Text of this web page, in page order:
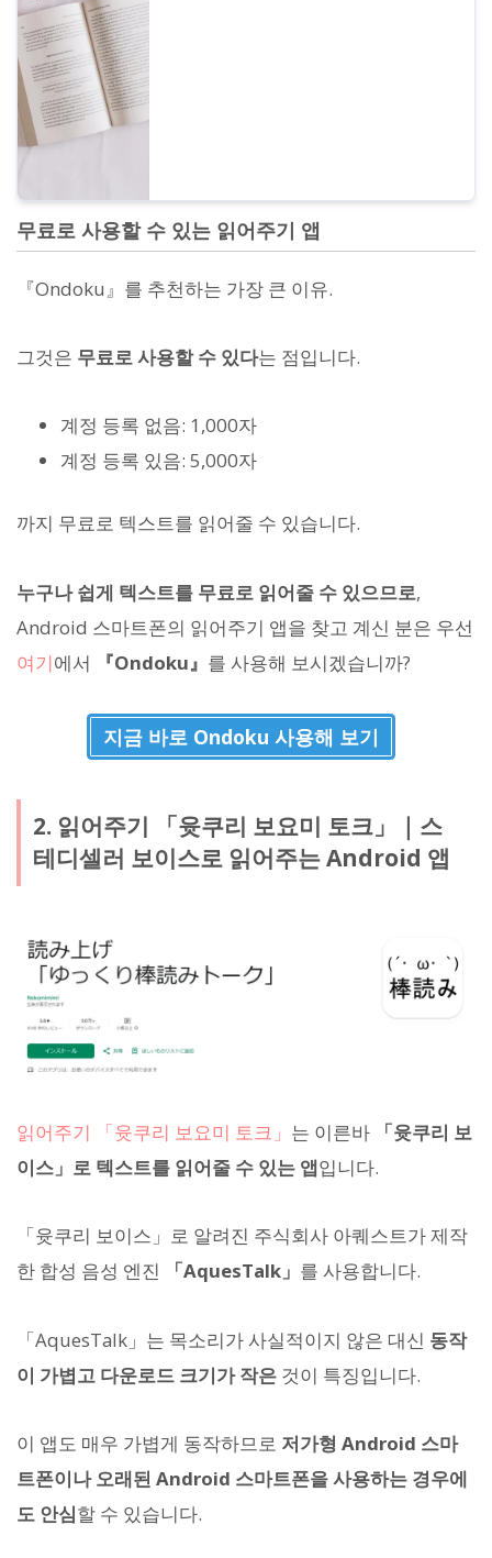
무료로 사용할 수 있는 읽어주기 앱
『Ondoku』를 추천하는 가장 큰 이유.
그것은 무료로 사용할 수 있다는 점입니다.
계정 등록 없음: 1,000자
계정 등록 있음: 5,000자
까지 무료로 텍스트를 읽어줄 수 있습니다.
누구나 쉽게 텍스트를 무료로 읽어줄 수 있으므로,
Android 스마트폰의 읽어주기 앱을 찾고 계신 분은 우선
여기에서 『Ondoku』 를 사용해 보시겠습니까?
지금 바로 Ondoku 사용해 보기
2. 읽어주기 「윳쿠리 보요미 토크」｜스
테디셀러 보이스로 읽어주는 Android 앱
읽어주기 「윳쿠리 보요미 토크」 는 이른바
「윳쿠리 보
이스」로 텍스트를 읽어줄 수 있는 앱입니다.
「윳쿠리 보이스」로 알려진 주식회사 아퀘스트가 제작
한 합성 음성 엔진
「AquesTalk」 를 사용합니다.
「AquesTalk」는 목소리가 사실적이지 않은 대신 동작
이 가볍고 다운로드 크기가 작은 것이 특징입니다.
이 앱도 매우 가볍게 동작하므로 저가형 Android 스마
트폰이나 오래된 Android 스마트폰을 사용하는 경우에
도 안심할 수 있습니다.